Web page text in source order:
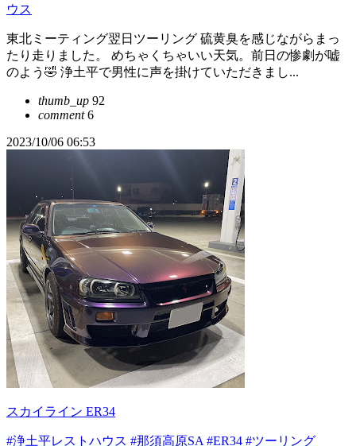
ウス
東北ミーティング翌日ツーリング 硫黄臭を感じながらまっ
たり走りました。 めちゃくちゃいい天気。前日の惨劇が嘘
のよう🤣 浄土平で男性に声を掛けていただきまし...
thumb_up 92
comment6
2023/10/06 06:53
スカイライン ER34
#浄土平レストハウス #那須高原SA #ER34 #ツーリング